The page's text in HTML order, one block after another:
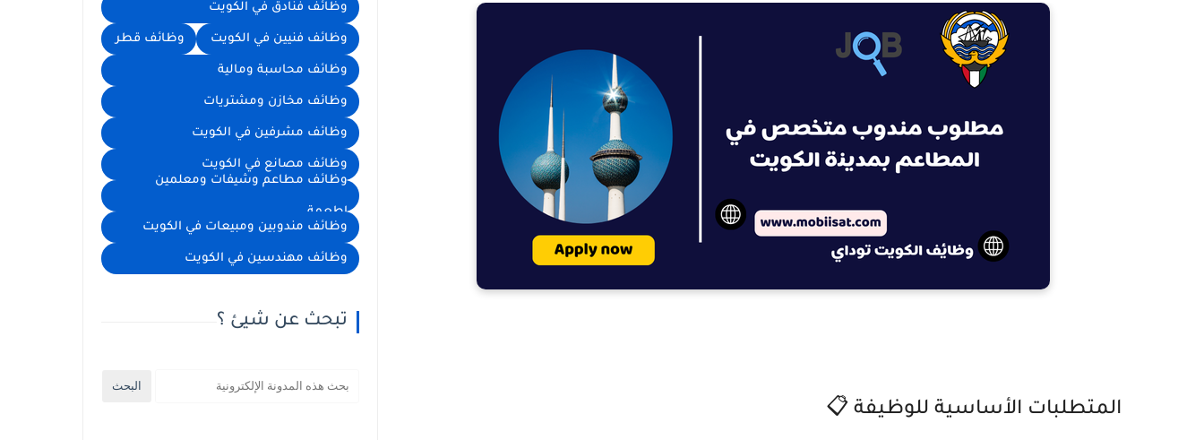
المتطلبات الأساسية للوظيفة 📋
وظائف فنادق في الكويت
وظائف فنيين في الكويت وظائف قطر
وظائف محاسبة ومالية
وظائف مخازن ومشتريات
وظائف مشرفين في الكويت
وظائف مصانع في الكويت
وظائف مطاعم وشيفات ومعلمين
اطعمة
وظائف مندوبين ومبيعات في الكويت
وظائف مهندسين في الكويت
تبحث عن شيئ ؟